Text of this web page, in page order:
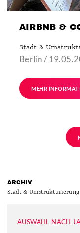
AIRBNB &
Stadt &
Berlin /
MEHR
ARCHIV
Stadt & Umstrukturierung
AUSWAHL NACH